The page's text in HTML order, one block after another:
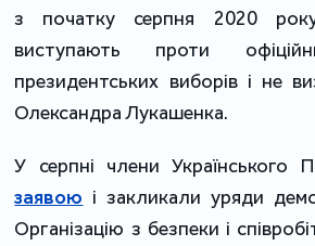
з початку серпня 2020
виступають проти
президентських виборів і не
Олександра Лукашенка.
У серпні члени Українського
заявою і закликали уряди
Організацію з безпеки і